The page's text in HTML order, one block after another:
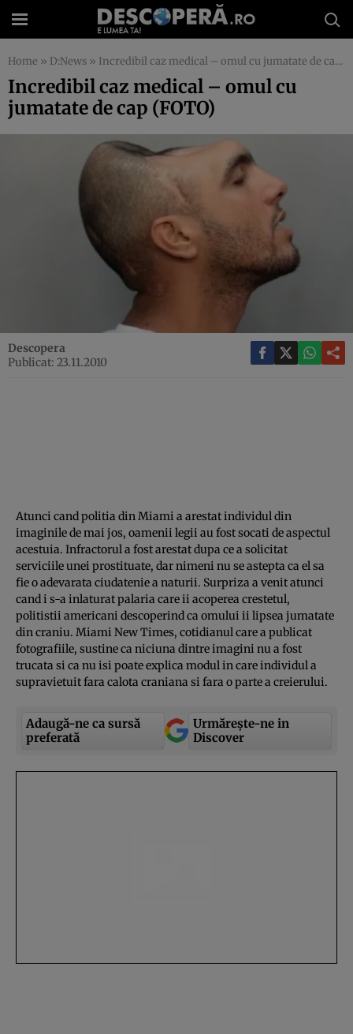
Home » D:News » Incredibil caz medical – omul cu jumatate de cap (FOTO)
Incredibil caz medical – omul cu
jumatate de cap (FOTO)
Descopera
Publicat: 23.11.2010
Atunci cand politia din Miami a arestat individul din
imaginile de mai jos, oamenii legii au fost socati de aspectul
acestuia. Infractorul a fost arestat dupa ce a solicitat
serviciile unei prostituate, dar nimeni nu se astepta ca el sa
fie o adevarata ciudatenie a naturii. Surpriza a venit atunci
cand i s-a inlaturat palaria care ii acoperea crestetul,
politistii americani descoperind ca omului ii lipsea jumatate
din craniu. Miami New Times, cotidianul care a publicat
fotografiile, sustine ca niciuna dintre imagini nu a fost
trucata si ca nu isi poate explica modul in care individul a
supravietuit fara calota craniana si fara o parte a creierului.
Adaugă-ne ca sursă
preferată
Urmărește-ne in
Discover